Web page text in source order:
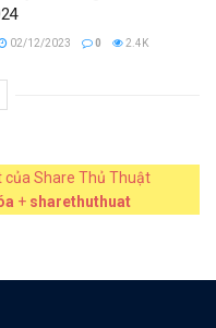
02/12/2023 0 2.4K
của Share Thủ Thuật
+ sharethuthuat